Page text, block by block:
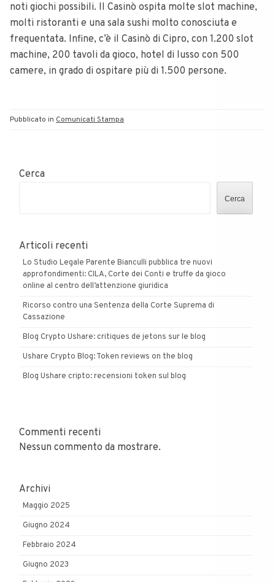
noti giochi possibili. Il Casinò ospita molte slot machine,
molti ristoranti e una sala sushi molto conosciuta e
frequentata. Infine, c’è il Casinò di Cipro, con 1.200 slot
machine, 200 tavoli da gioco, hotel di lusso con 500
camere, in grado di ospitare più di 1.500 persone.
Pubblicato in Comunicati Stampa
Cerca
Cerca
Articoli recenti
Lo Studio Legale Parente Bianculli pubblica tre nuovi
approfondimenti: CILA, Corte dei Conti e truffe da gioco
online al centro dell’attenzione giuridica
Ricorso contro una Sentenza della Corte Suprema di
Cassazione
Blog Crypto Ushare: critiques de jetons sur le blog
Ushare Crypto Blog: Token reviews on the blog
Blog Ushare cripto: recensioni token sul blog
Commenti recenti
Nessun commento da mostrare.
Archivi
Maggio 2025
Giugno 2024
Febbraio 2024
Giugno 2023